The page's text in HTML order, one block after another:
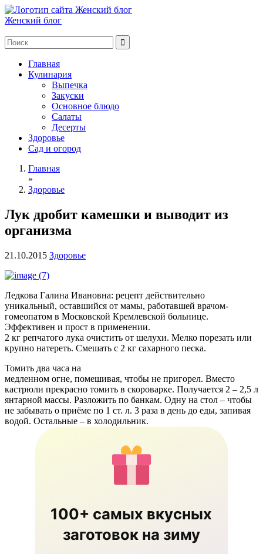
Женский блог
Главная
Кулинария
Выпечка
Закуски
Основное блюдо
Салаты
Десерты
Здоровье
Сад и огород
Главная
»
Здоровье
Лук дробит камешки и выводит из
организма
21.10.2015 Здоровье
Ледкова Галина Ивановна: рецепт действительно
уникальный, оставшийся от мамы, работавшей врачом-
гомеопатом в Московской Кремлевской больнице.
Эффективен и прост в применении.
2 кг репчатого лука очистить от шелухи. Мелко порезать или
крупно натереть. Смешать с 2 кг сахарного песка.
Томить два часа на
медленном огне, помешивая, чтобы не пригорел. Вместо
кастрюли прекрасно томить в скороварке. Получается 2 – 2,5 л
янтарной массы. Разложить по банкам. Одну на стол – чтобы
не забывать о приёме по 1 ст. л. 3 раза в день до еды, запивая
водой. Остальные – в холодильник.
100+ самых вкусных
заготовок на зиму